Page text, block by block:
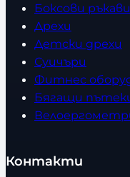
Боксови
Дрехи
Детски дрехи
Суичъри
Фитнес
Бягащи
Контакти